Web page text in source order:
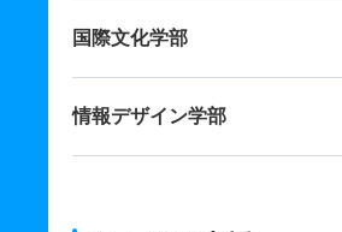
国際文化学部
情報デザイン学部